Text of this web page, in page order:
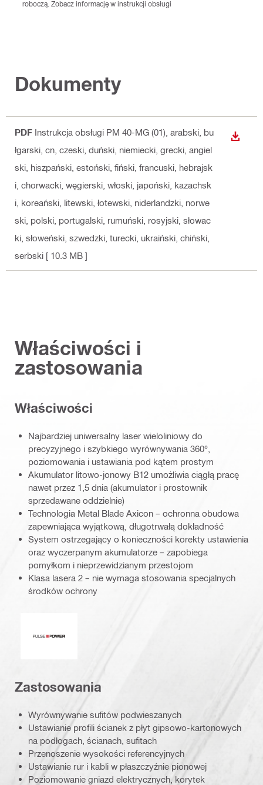
roboczą. Zobacz informację w instrukcji obsługi
Dokumenty
PDF Instrukcja obsługi PM 40-MG (01) , arabski, bu
łgarski, cn, czeski, duński, niemiecki, grecki, angiel
ski, hiszpański, estoński, fiński, francuski, hebrajsk
i, chorwacki, węgierski, włoski, japoński, kazachsk
i, koreański, litewski, łotewski, niderlandzki, norwe
ski, polski, portugalski, rumuński, rosyjski, słowac
ki, słoweński, szwedzki, turecki, ukraiński, chiński,
serbski [ 10.3 MB ]
Właściwości i
zastosowania
Właściwości
Najbardziej uniwersalny laser wieloliniowy do
precyzyjnego i szybkiego wyrównywania 360°,
poziomowania i ustawiania pod kątem prostym
Akumulator litowo-jonowy B12 umożliwia ciągłą pracę
nawet przez 1,5 dnia (akumulator i prostownik
sprzedawane oddzielnie)
Technologia Metal Blade Axicon – ochronna obudowa
zapewniająca wyjątkową, długotrwałą dokładność
System ostrzegający o konieczności korekty ustawienia
oraz wyczerpanym akumulatorze – zapobiega
pomyłkom i nieprzewidzianym przestojom
Klasa lasera 2 – nie wymaga stosowania specjalnych
środków ochrony
Zastosowania
Wyrównywanie sufitów podwieszanych
Ustawianie profili ścianek z płyt gipsowo-kartonowych
na podłogach, ścianach, sufitach
Przenoszenie wysokości referencyjnych
Ustawianie rur i kabli w płaszczyźnie pionowej
Poziomowanie gniazd elektrycznych, korytek